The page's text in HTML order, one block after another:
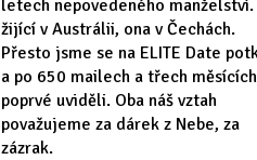
letech nepovedeného manželství.
žijící v Austrálii, ona v Čechách.
Přesto jsme se na ELITE Date
a po 650 mailech a třech měsících
poprvé uviděli. Oba náš vztah
považujeme za dárek z Nebe, za
zázrak.